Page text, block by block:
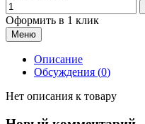
Оформить в 1 клик
Меню
Описание
Обсуждения (0)
Нет описания к товару